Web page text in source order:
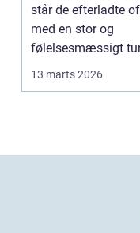
står de efterladte
med en stor og
følelsesmæssigt
opgave: at få rydde...
13 marts 2026